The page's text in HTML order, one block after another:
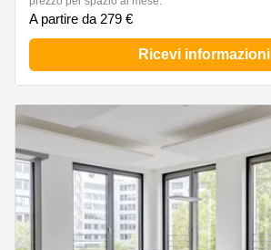
a
Firenze
in affitto su
Via Cipro,
Affitto
Ufficio
Coworking
a Vicenza
Affitto
Business
A partire da 279 €
Ricevi informazioni